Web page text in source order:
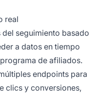
real
seguimiento basado
a datos en tiempo
de afiliados.
endpoints para
clics y conversiones,